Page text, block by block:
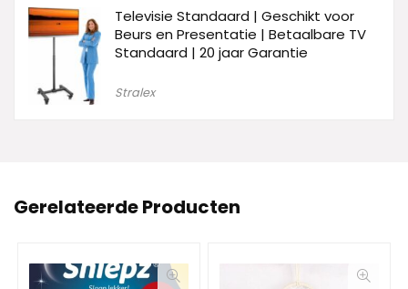
Televisie Standaard | Geschikt voor
Beurs en Presentatie | Betaalbare TV
Standaard | 20 jaar Garantie
Stralex
Gerelateerde Producten